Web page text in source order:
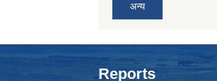
अन्य
Reports